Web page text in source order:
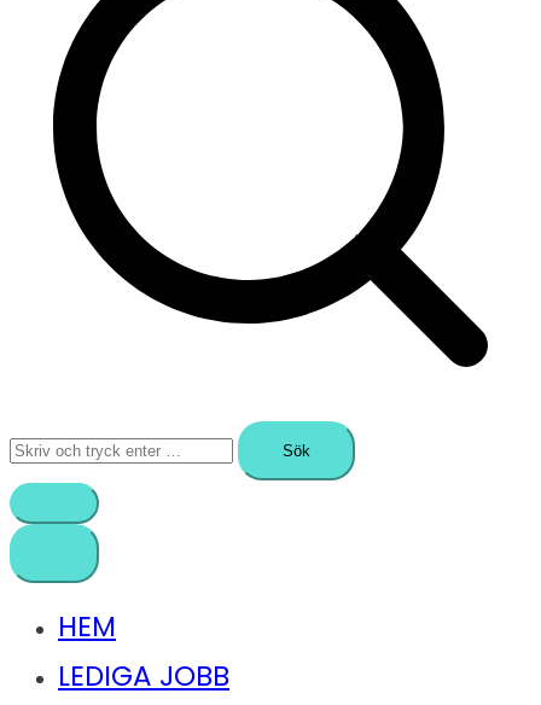
Sök
efter:
HEM
LEDIGA JOBB